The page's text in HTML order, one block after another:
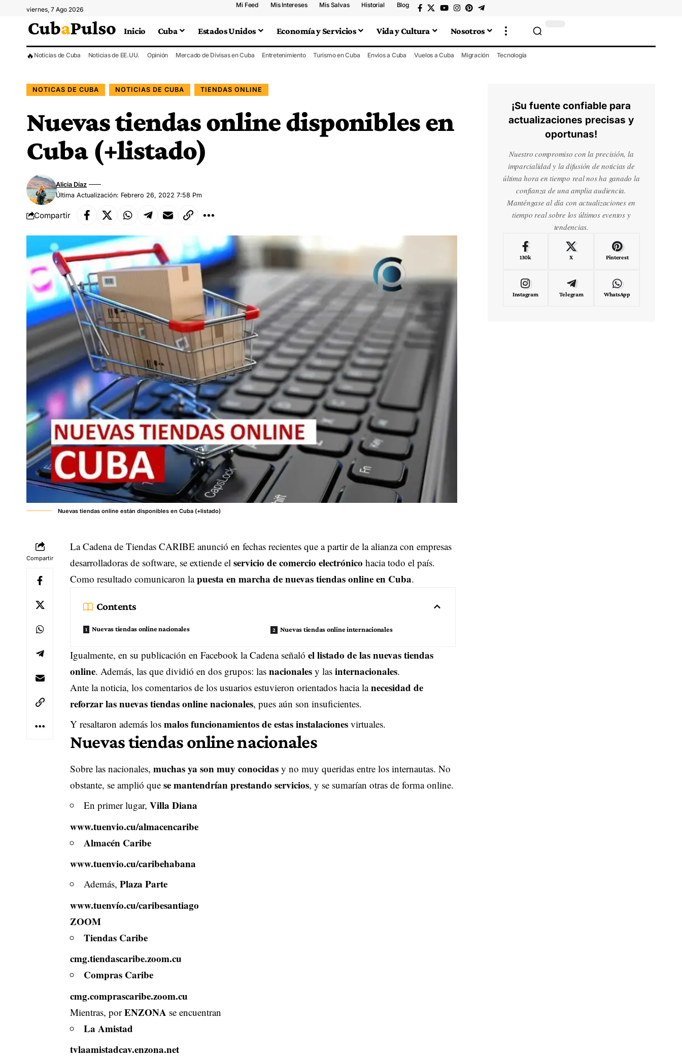
viernes, 7 Ago 2026
Mi Feed Mis Intereses Mis Salvas Historial Blog
Inicio Cuba Estados Unidos Economía y Servicios Vida y Cultura Nosotros
🔥 Noticias de Cuba Noticias de EE.UU. Opinión Mercado de Divisas en Cuba Entretenimiento Turismo en Cuba Envíos a Cuba Vuelos a Cuba Migración Tecnología
NOTICAS DE CUBA NOTICIAS DE CUBA TIENDAS ONLINE
Nuevas tiendas online disponibles en
Cuba (+listado)
Última Actualización: Febrero 26, 2022 7:58 Pm
Alicia Díaz
Compartir
Nuevas tiendas online están disponibles en Cuba (+listado)
Compartir
La Cadena de Tiendas CARIBE anunció en fechas recientes que a partir de la alianza con empresas
desarrolladoras de software, se extiende el servicio de comercio electrónico hacia todo el país.
Como resultado comunicaron lapuesta en marcha de nuevastiendasonline en Cuba.
Contents
Nuevas tiendas online nacionales Nuevas tiendas online internacionales
Igualmente, en su publicación en Facebook la Cadena señaló el listado de las nuevas tiendas
online. Además, las que dividió en dos grupos: las nacionalesy las internacionales.
Ante la noticia, los comentarios de los usuarios estuvieron orientados hacia lanecesidad de
reforzar las nuevas tiendas online nacionales, pues aún son insuficientes.
Y resaltaron además los malos funcionamientos de estas instalacionesvirtuales.
Nuevas tiendas online nacionales
Sobre las nacionales, muchas ya son muy conocidasy no muy queridas entre los internautas. No
obstante, se amplió que se mantendrían prestando servicios, y se sumarían otras de forma online.
En primer lugar, Villa Diana
www.tuenvio.cu/almacencaribe
Almacén Caribe
www.tuenvio.cu/caribehabana
Además, Plaza Parte
www.tuenvío.cu/caribesantiago
ZOOM
Tiendas Caribe
cmg.tiendascaribe.zoom.cu
Compras Caribe
cmg.comprascaribe.zoom.cu
Mientras, porENZONA se encuentran
La Amistad
tvlaamistadcav.enzona.net
¡Su fuente confiable para
actualizaciones precisas y
oportunas!
Nuestro compromiso con la precisión, la
imparcialidad y la difusión de noticias de
última hora en tiempo real nos ha ganado la
confianza de una amplia audiencia.
Manténgase al día con actualizaciones en
tiempo real sobre los últimos eventos y
tendencias.
130k X Pinterest
Instagram Telegram WhatsApp